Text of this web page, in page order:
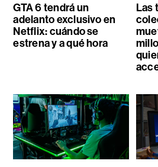
GTA 6 tendrá un
adelanto exclusivo en
Netflix: cuándo se
estrena y a qué hora
Las